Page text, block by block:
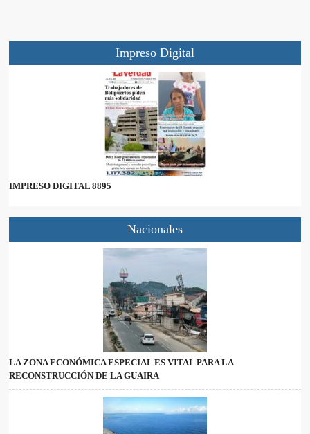
Impreso Digital
IMPRESO DIGITAL 8895
Nacionales
LA ZONA ECONÓMICA ESPECIAL ES VITAL PARA LA
RECONSTRUCCIÓN DE LA GUAIRA